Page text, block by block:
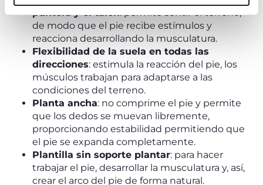
puntera y el talón: permite sentir el terreno,
de modo que el pie recibe estímulos y
reacciona desarrollando la musculatura.
Flexibilidad de la suela en todas las
direcciones: estimula la reacción del pie, los
músculos trabajan para adaptarse a las
condiciones del terreno.
Planta ancha: no comprime el pie y permite
que los dedos se muevan libremente,
proporcionando estabilidad permitiendo que
el pie se expanda completamente.
Plantilla sin soporte plantar: para hacer
trabajar el pie, desarrollar la musculatura y, así,
crear el arco del pie de forma natural.